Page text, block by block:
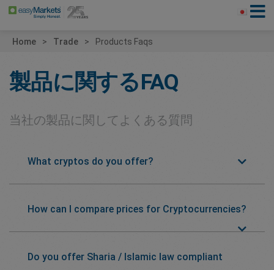
Home Trade Products Faqs
製品に関するFAQ
当社の製品に関してよくある質問
What cryptos do you offer?
How can I compare prices for Cryptocurrencies?
Do you offer Sharia / Islamic law compliant